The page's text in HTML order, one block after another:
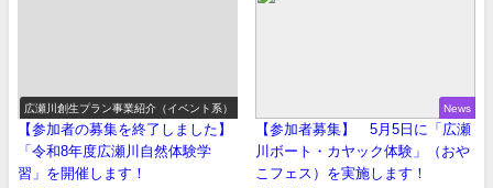
広瀬川創生プラン事業紹介（イベント系）
【参加者の募集を終了しました】
「令和8年度広瀬川自然体験学
習」を開催します！
News
【参加者募集】 5月5日に「広瀬
川ボート・カヤック体験」（おや
こフェス）を実施します！